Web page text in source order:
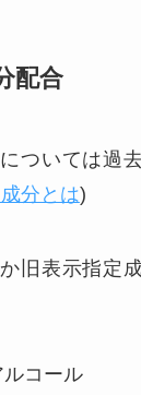
配合
ついては過
分とは)
旧表示指定
コール